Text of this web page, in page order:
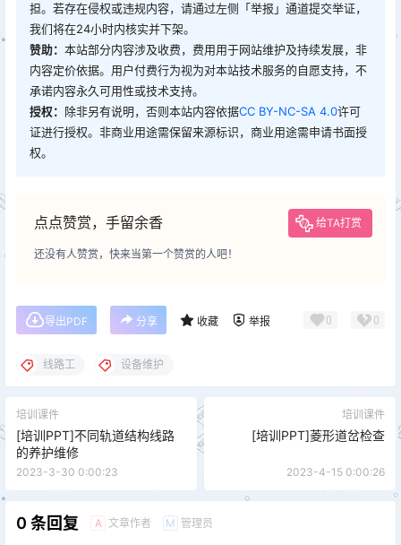
担。若存在侵权或违规内容，请通过左侧「举报」通道提交举证，
我们将在24小时内核实并下架。
赞助： 本站部分内容涉及收费，费用用于网站维护及持续发展，非
内容定价依据。用户付费行为视为对本站技术服务的自愿支持，不
承诺内容永久可用性或技术支持。
授权： 除非另有说明，否则本站内容依据CC BY-NC-SA 4.0许可
证进行授权。非商业用途需保留来源标识，商业用途需申请书面授
权。
点点赞赏，手留余香 给TA打赏
还没有人赞赏，快来当第一个赞赏的人吧！
导出PDF 分享 收藏 举报 0 0
线路工 设备维护
培训课件
[培训PPT]不同轨道结构线路
的养护维修
2023-3-30 0:00:23
培训课件
[培训PPT]菱形道岔检查
2023-4-15 0:00:26
0 条回复 A 文章作者 M 管理员